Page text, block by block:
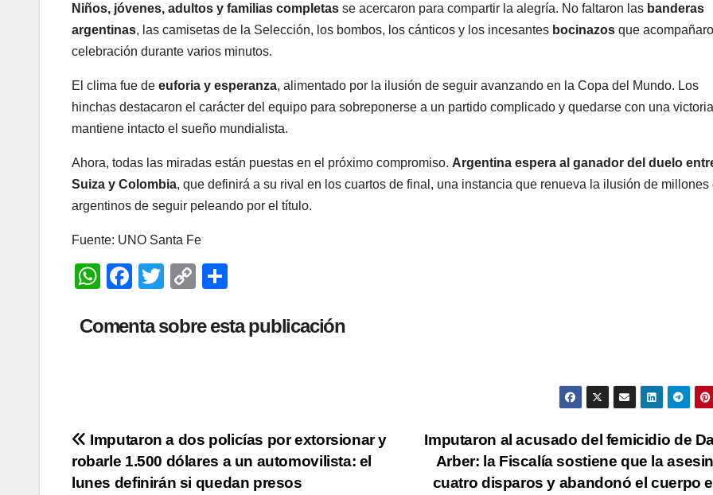
Niños, jóvenes, adultos y familias completas se acercaron para compartir la alegría. No faltaron las banderas
argentinas, las camisetas de la Selección, los bombos, los cánticos y los incesantes bocinazos que
celebración durante varios minutos.
El clima fue de euforia y esperanza, alimentado por la ilusión de seguir avanzando en la Copa del Mundo. Los
hinchas destacaron el carácter del equipo para sobreponerse a un partido complicado y quedarse con una
mantiene intacto el sueño mundialista.
Ahora, todas las miradas están puestas en el próximo compromiso. Argentina espera al ganador del duelo
Suiza y Colombia, que definirá a su rival en los cuartos de final, una instancia que renueva la ilusión de millones
argentinos de seguir peleando por el título.
Fuente: UNO Santa Fe
W
at
F
c
k
T
tt
C
p
m
Comenta sobre esta publicación
Navegación
de
Imputaron al acusado del femicidio de
Arber: la Fiscalía sostiene que la
cuatro disparos y abandonó el cuerpo
Imputaron a dos policías por extorsionar y
robarle 1.500 dólares a un automovilista: el
lunes definirán si quedan presos